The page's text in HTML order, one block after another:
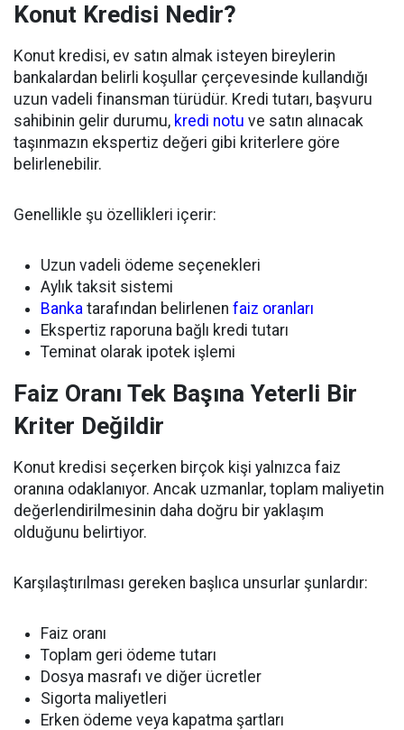
Konut Kredisi Nedir?
Konut kredisi, ev satın almak isteyen bireylerin
bankalardan belirli koşullar çerçevesinde kullandığı
uzun vadeli finansman türüdür. Kredi tutarı, başvuru
sahibinin gelir durumu, kredi notu ve satın alınacak
taşınmazın ekspertiz değeri gibi kriterlere göre
belirlenebilir.
Genellikle şu özellikleri içerir:
Uzun vadeli ödeme seçenekleri
Aylık taksit sistemi
Banka tarafından belirlenen faiz oranları
Ekspertiz raporuna bağlı kredi tutarı
Teminat olarak ipotek işlemi
Faiz Oranı Tek Başına Yeterli Bir
Kriter Değildir
Konut kredisi seçerken birçok kişi yalnızca faiz
oranına odaklanıyor. Ancak uzmanlar, toplam maliyetin
değerlendirilmesinin daha doğru bir yaklaşım
olduğunu belirtiyor.
Karşılaştırılması gereken başlıca unsurlar şunlardır:
Faiz oranı
Toplam geri ödeme tutarı
Dosya masrafı ve diğer ücretler
Sigorta maliyetleri
Erken ödeme veya kapatma şartları